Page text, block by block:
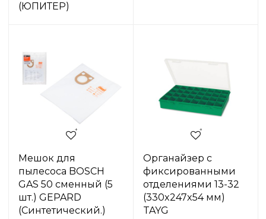
(ЮПИТЕР)
Мешок для
пылесоса BOSCH
GAS 50 сменный (5
шт.) GEPARD
(Синтетический.)
Органайзер с
фиксированными
отделениями 13-32
(330x247x54 мм)
TAYG